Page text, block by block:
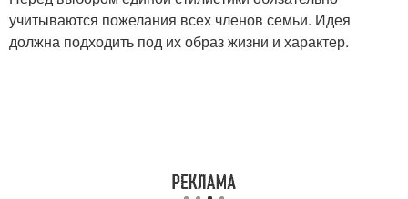
учитываются пожелания всех членов семьи. Идея
должна подходить под их образ жизни и характер.